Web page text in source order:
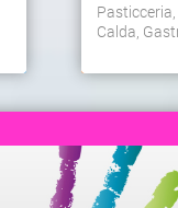
Calda,